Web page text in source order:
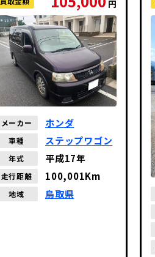
円
メーカー ホンダ
車種 ステップワゴン
年式 平成17年
走行距離 100,001Km
地域 鳥取県